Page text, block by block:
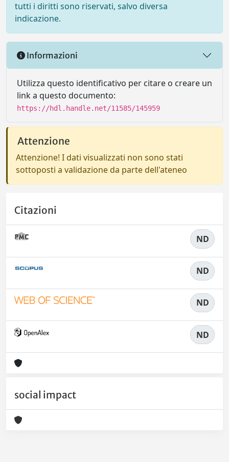
tutti i diritti sono riservati, salvo diversa
indicazione.
Informazioni
Utilizza questo identificativo per citare o creare un
link a questo documento:
https://hdl.handle.net/11585/145959
Attenzione
Attenzione! I dati visualizzati non sono stati
sottoposti a validazione da parte dell'ateneo
Citazioni
ND
ND
ND
ND
social impact